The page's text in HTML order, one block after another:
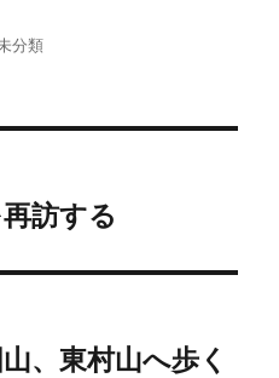
分類
訪する
、東村山へ歩く